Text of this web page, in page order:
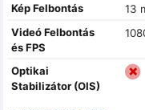
Kép Felbontás
13
Videó Felbontás
és FPS
Optikai
Stabilizátor (OIS)